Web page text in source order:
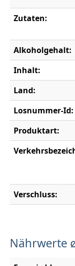
Zutaten:
Alkoholgehalt:
Inhalt:
Land:
Losnummer-Id:
Produktart:
Verschluss:
Nährwerte